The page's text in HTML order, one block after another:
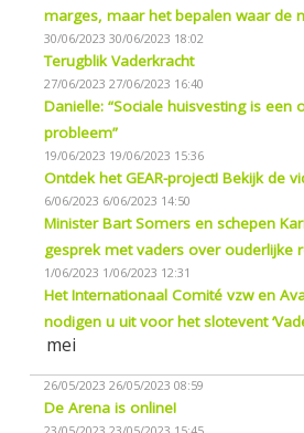
marges, maar het bepalen waar de
30/06/2023 30/06/2023 18:02
Terugblik Vaderkracht
27/06/2023 27/06/2023 16:40
Danielle: “Sociale huisvesting is een
probleem”
19/06/2023 19/06/2023 15:36
Ontdek het GEAR-project! Bekijk de
6/06/2023 6/06/2023 14:50
Minister Bart Somers en schepen
gesprek met vaders over ouderlijke
1/06/2023 1/06/2023 12:31
Het Internationaal Comité vzw en
nodigen u uit voor het slotevent
mei
26/05/2023 26/05/2023 08:59
De Arena is online!